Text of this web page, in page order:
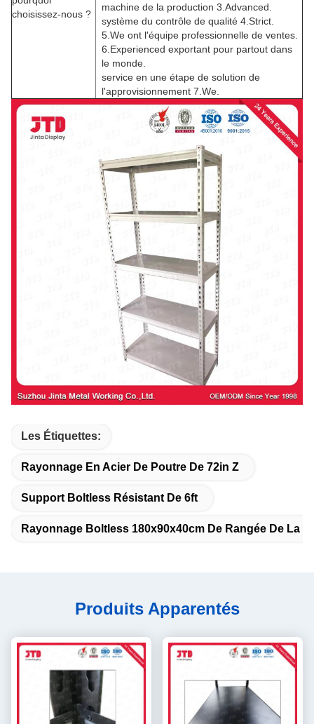
choisissez-nous ?
machine de la production 3.Advanced.
système du contrôle de qualité 4.Strict.
5.We ont l'équipe professionnelle de ventes.
6.Experienced exportant pour partout dans
le monde.
service en une étape de solution de
l'approvisionnement 7.We.
Les Étiquettes:
Rayonnage En Acier De Poutre De 72in Z
Support Boltless Résistant De 6ft
Rayonnage Boltless 180x90x40cm De Rangée De La
Produits Apparentés